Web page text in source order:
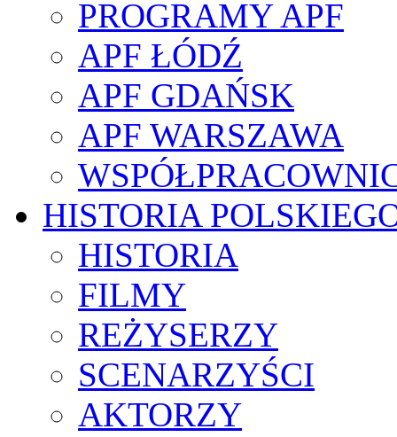
PROGRAMY APF
APF ŁÓDŹ
APF GDAŃSK
APF WARSZAWA
HISTORIA
HISTORIA
FILMY
REŻYSERZY
SCENARZYŚCI
AKTORZY